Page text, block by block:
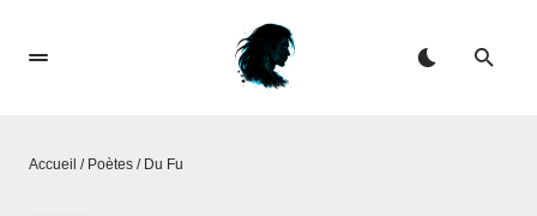
Accueil / Poètes / Du Fu